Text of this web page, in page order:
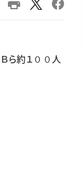
ら約１００人